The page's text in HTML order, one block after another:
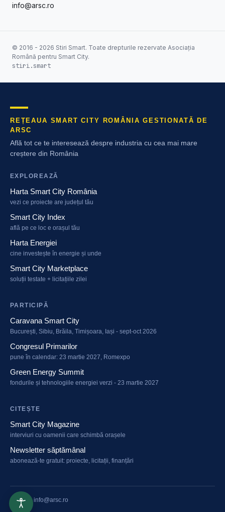
info@arsc.ro
© 2016 - 2026 Stiri Smart. Toate drepturile rezervate Asociația
Română pentru Smart City.
stiri.smart
REȚEAUA SMART CITY ROMÂNIA GESTIONATĂ DE
ARSC
Află tot ce te interesează despre industria cu cea mai mare
creștere din România
EXPLOREAZĂ
Harta Smart City România
vezi ce proiecte are județul tău
Smart City Index
află pe ce loc e orașul tău
Harta Energiei
cine investește în energie și unde
Smart City Marketplace
soluții testate + licitațiile zilei
PARTICIPĂ
Caravana Smart City
București, Sibiu, Brăila, Timișoara, Iași - sept-oct 2026
Congresul Primarilor
pune în calendar: 23 martie 2027, Romexpo
Green Energy Summit
fondurile și tehnologiile energiei verzi - 23 martie 2027
CITEȘTE
Smart City Magazine
interviuri cu oamenii care schimbă orașele
Newsletter săptămânal
abonează-te gratuit: proiecte, licitații, finanțări
arsc.ro ·info@arsc.ro